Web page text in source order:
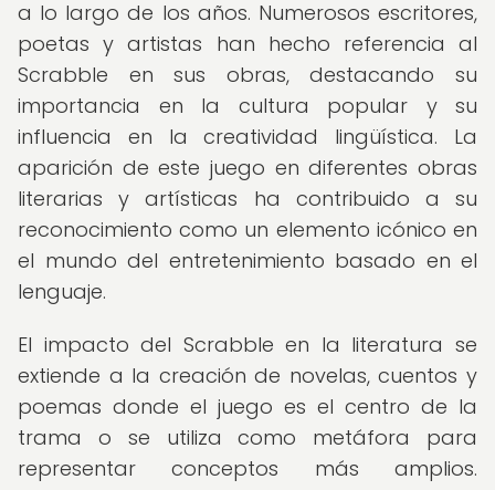
a lo largo de los años. Numerosos escritores,
poetas y artistas han hecho referencia al
Scrabble en sus obras, destacando su
importancia en la cultura popular y su
influencia en la creatividad lingüística. La
aparición de este juego en diferentes obras
literarias y artísticas ha contribuido a su
reconocimiento como un elemento icónico en
el mundo del entretenimiento basado en el
lenguaje.
El impacto del Scrabble en la literatura se
extiende a la creación de novelas, cuentos y
poemas donde el juego es el centro de la
trama o se utiliza como metáfora para
representar conceptos más amplios.